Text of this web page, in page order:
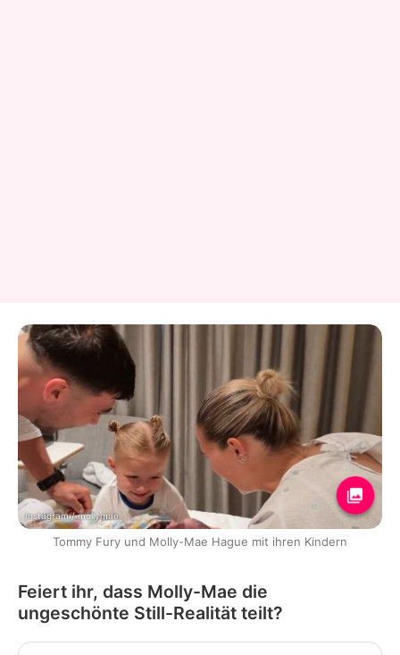
Instagram / mollymae
Tommy Fury und Molly-Mae Hague mit ihren Kindern
Feiert ihr, dass Molly-Mae die
ungeschönte Still-Realität teilt?